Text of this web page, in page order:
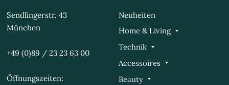
Sendlingerstr. 43
München
+49 (0)89 / 23 23 63 00
Öffnungszeiten:
Neuheiten
Home & Living
Technik
Accessoires
Beauty